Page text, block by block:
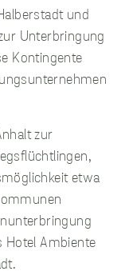
und
Unterbringung
Kontingente
zur
etwa
Hotel Ambiente
Ohne die
Cookies
wir unsere
und ihre
beste Surf-
zu bieten.
Sie diese
nicht
wird Ihr
auf unserer
nicht gezählt,
negativen
auf unsere